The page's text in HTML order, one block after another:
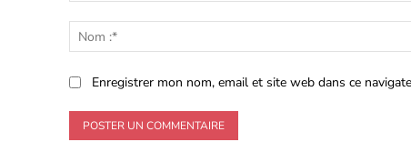
Enregistrer mon nom, email et site web dans ce